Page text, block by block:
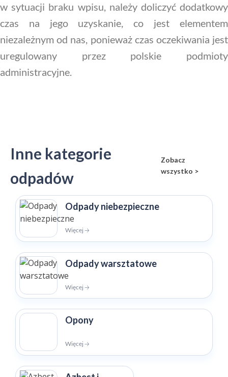
w sytuacji braku wpisu, należy doliczyć dodatkowy
czas na jego uzyskanie, co jest elementem
niezależnym od nas, ponieważ czas oczekiwania jest
uregulowany przez polskie podmioty
administracyjne.
Inne kategorie
odpadów
Zobacz
wszystko >
Odpady niebezpieczne
Więcej 🡢
Odpady warsztatowe
Więcej 🡢
Opony
Więcej 🡢